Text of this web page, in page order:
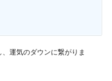
運気のダウンに繋がりま